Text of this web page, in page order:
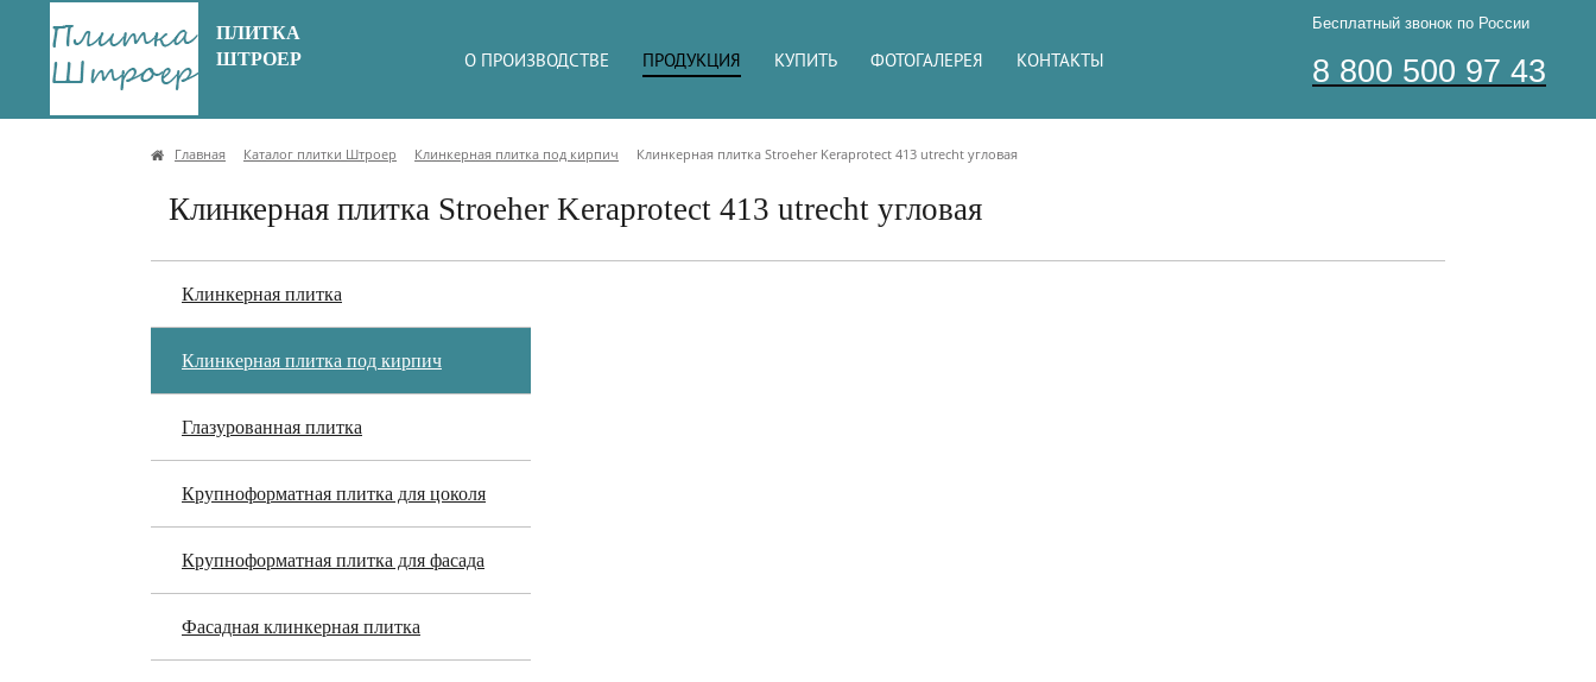
ПЛИТКА
ШТРОЕР
О ПРОИЗВОДСТВЕ ПРОДУКЦИЯ КУПИТЬ ФОТОГАЛЕРЕЯ КОНТАКТЫ
Бесплатный звонок по России
8 800 500 97 43
Главная Каталог плитки Штроер Клинкерная плитка под кирпич Клинкерная плитка Stroeher Keraprotect 413 utrecht угловая
Клинкерная плитка Stroeher Keraprotect 413 utrecht угловая
Клинкерная плитка
Клинкерная плитка под кирпич
Глазурованная плитка
Крупноформатная плитка для цоколя
Крупноформатная плитка для фасада
Фасадная клинкерная плитка